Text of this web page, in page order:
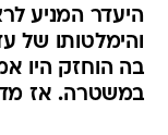
היעדר המניע
והימלטותו של
בה הוחזק היו
במשטרה. אז